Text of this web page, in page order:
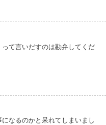
て言いだすのは勘弁してくだ
なるのかと呆れてしまいまし